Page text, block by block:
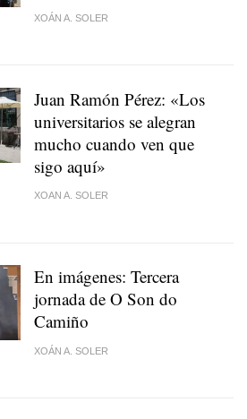
XOÁN A. SOLER
Juan Ramón Pérez: «Los
universitarios se alegran
mucho cuando ven que
sigo aquí»
XOAN A. SOLER
En imágenes: Tercera
jornada de O Son do
Camiño
XOÁN A. SOLER